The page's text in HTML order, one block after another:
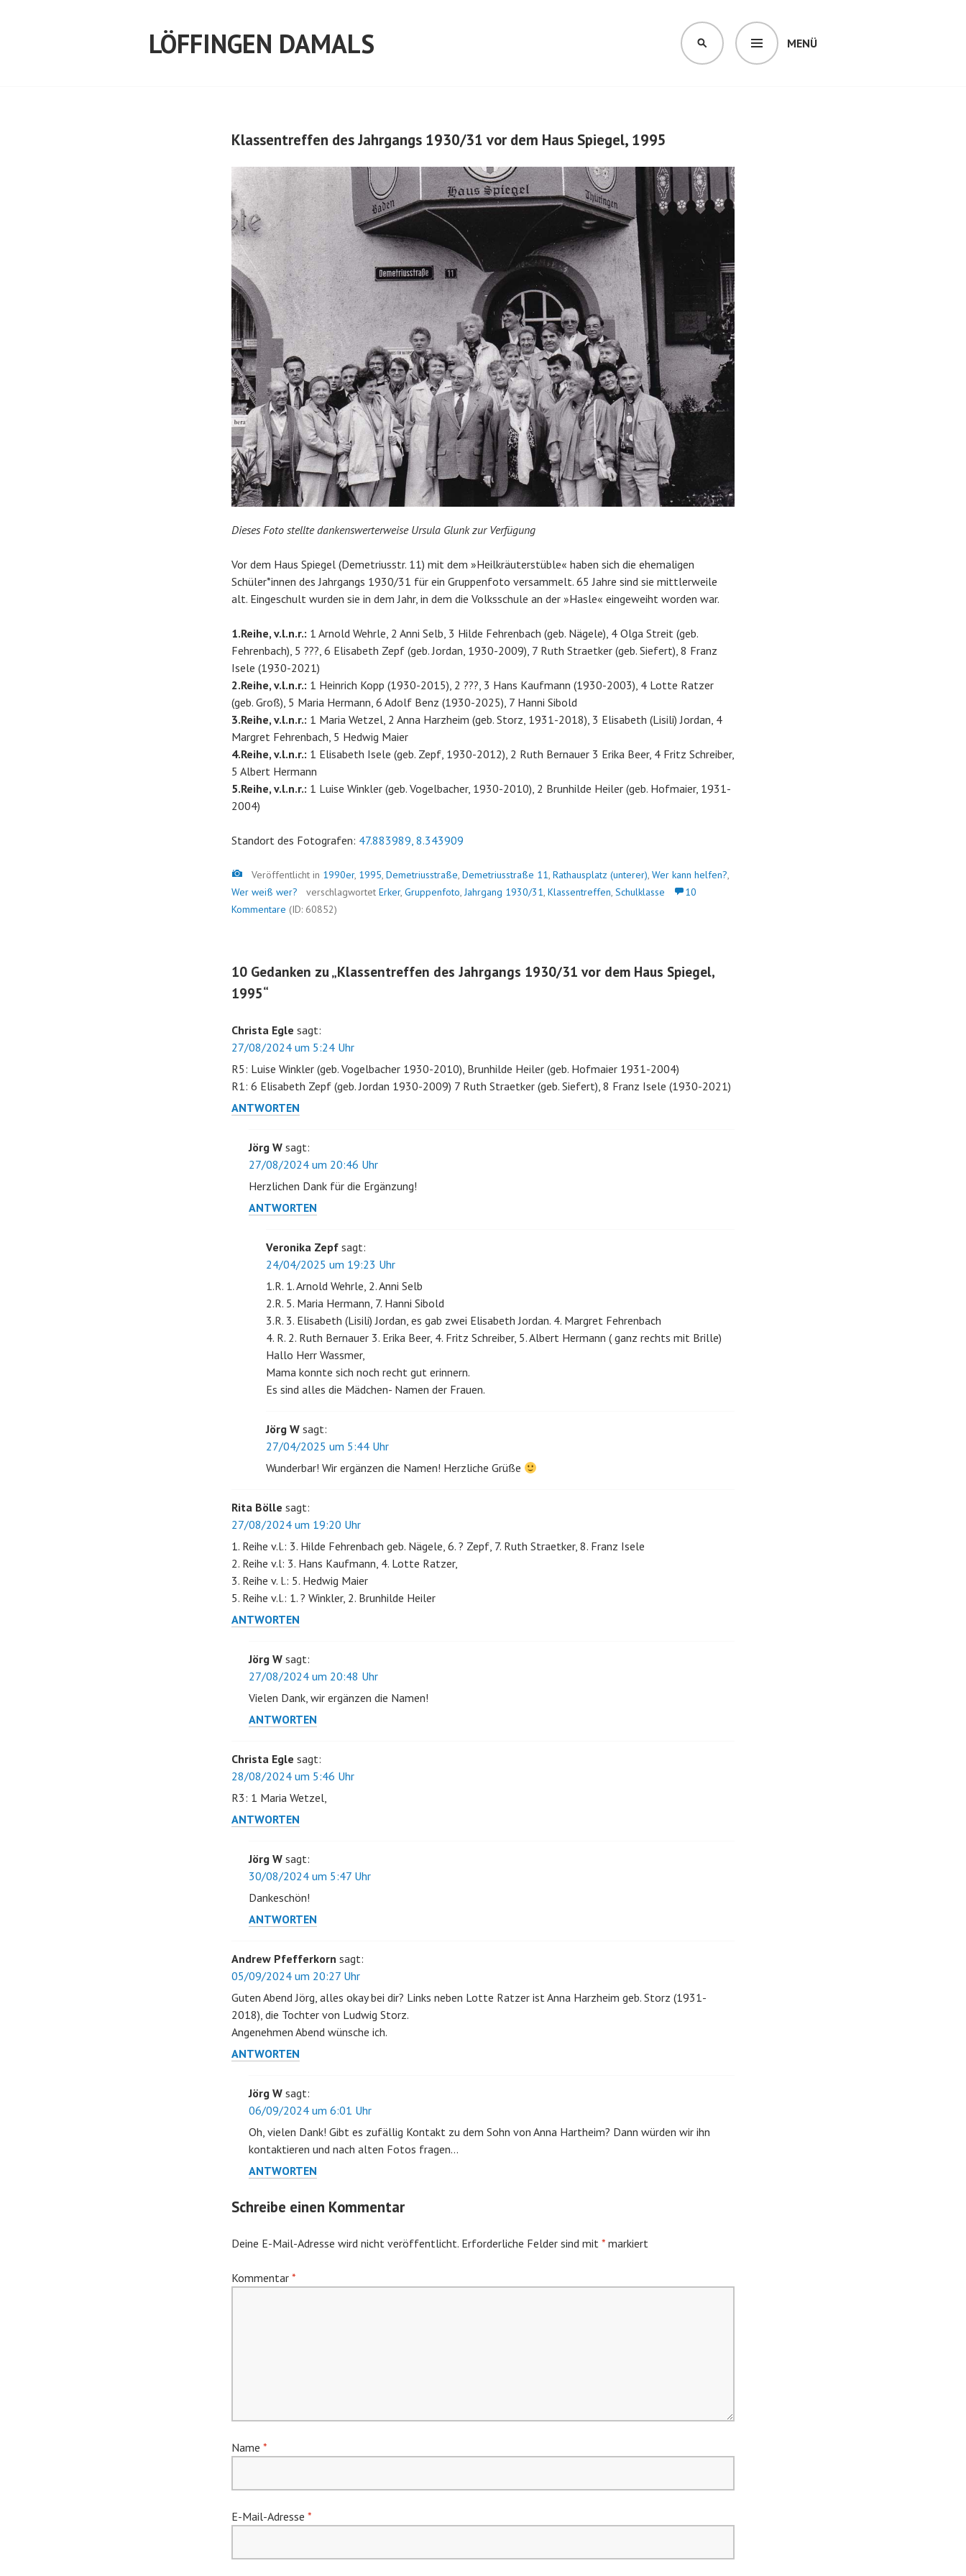
LÖFFINGEN DAMALS MENÜ
SUCHEN
Klassentreffen des Jahrgangs 1930/31 vor dem Haus Spiegel, 1995
Dieses Foto stellte dankenswerterweise Ursula Glunk zur Verfügung
Vor dem Haus Spiegel (Demetriusstr. 11) mit dem »Heilkräuterstüble« haben sich die ehemaligen
Schüler*innen des Jahrgangs 1930/31 für ein Gruppenfoto versammelt. 65 Jahre sind sie mittlerweile
alt. Eingeschult wurden sie in dem Jahr, in dem die Volksschule an der »Hasle« eingeweiht worden war.
1.Reihe, v.l.n.r.: 1 Arnold Wehrle, 2 Anni Selb, 3 Hilde Fehrenbach (geb. Nägele), 4 Olga Streit (geb.
Fehrenbach), 5 ???, 6 Elisabeth Zepf (geb. Jordan, 1930-2009), 7 Ruth Straetker (geb. Siefert), 8 Franz
Isele (1930-2021)
2.Reihe, v.l.n.r.: 1 Heinrich Kopp (1930-2015), 2 ???, 3 Hans Kaufmann (1930-2003), 4 Lotte Ratzer
(geb. Groß), 5 Maria Hermann, 6 Adolf Benz (1930-2025), 7 Hanni Sibold
3.Reihe, v.l.n.r.: 1 Maria Wetzel, 2 Anna Harzheim (geb. Storz, 1931-2018), 3 Elisabeth (Lisili) Jordan, 4
Margret Fehrenbach, 5 Hedwig Maier
4.Reihe, v.l.n.r.: 1 Elisabeth Isele (geb. Zepf, 1930-2012), 2 Ruth Bernauer 3 Erika Beer, 4 Fritz Schreiber,
5 Albert Hermann
5.Reihe, v.l.n.r.: 1 Luise Winkler (geb. Vogelbacher, 1930-2010), 2 Brunhilde Heiler (geb. Hofmaier, 1931-
2004)
Standort des Fotografen: 47.883989, 8.343909
Bild
Veröffentlicht in 1990er, 1995, Demetriusstraße, Demetriusstraße 11, Rathausplatz (unterer), Wer kann helfen?,
Wer weiß wer?
verschlagwortet Erker, Gruppenfoto,Jahrgang 1930/31, Klassentreffen, Schulklasse
10
Kommentare (ID: 60852)
10 Gedanken zu „Klassentreffen des Jahrgangs 1930/31 vor dem Haus Spiegel,
1995“
Christa Egle sagt:
27/08/2024 um 5:24 Uhr
R5: Luise Winkler (geb. Vogelbacher 1930-2010), Brunhilde Heiler (geb. Hofmaier 1931-2004)
R1: 6 Elisabeth Zepf (geb. Jordan 1930-2009) 7 Ruth Straetker (geb. Siefert), 8 Franz Isele (1930-2021)
ANTWORTEN
Jörg W sagt:
27/08/2024 um 20:46 Uhr
Herzlichen Dank für die Ergänzung!
ANTWORTEN
Veronika Zepf sagt:
24/04/2025 um 19:23 Uhr
1.R. 1. Arnold Wehrle, 2. Anni Selb
2.R. 5. Maria Hermann, 7. Hanni Sibold
3.R. 3. Elisabeth (Lisili) Jordan, es gab zwei Elisabeth Jordan. 4. Margret Fehrenbach
4. R. 2. Ruth Bernauer 3. Erika Beer, 4. Fritz Schreiber, 5. Albert Hermann ( ganz rechts mit Brille)
Hallo Herr Wassmer,
Mama konnte sich noch recht gut erinnern.
Es sind alles die Mädchen- Namen der Frauen.
Jörg W sagt:
27/04/2025 um 5:44 Uhr
Wunderbar! Wir ergänzen die Namen! Herzliche Grüße
Rita Bölle sagt:
27/08/2024 um 19:20 Uhr
1. Reihe v.l.: 3. Hilde Fehrenbach geb. Nägele, 6. ? Zepf, 7. Ruth Straetker, 8. Franz Isele
2. Reihe v.l: 3. Hans Kaufmann, 4. Lotte Ratzer,
3. Reihe v. l.: 5. Hedwig Maier
5. Reihe v.l.: 1. ? Winkler, 2. Brunhilde Heiler
ANTWORTEN
Jörg W sagt:
27/08/2024 um 20:48 Uhr
Vielen Dank, wir ergänzen die Namen!
ANTWORTEN
Christa Egle sagt:
28/08/2024 um 5:46 Uhr
R3: 1 Maria Wetzel,
ANTWORTEN
Jörg W sagt:
30/08/2024 um 5:47 Uhr
Dankeschön!
ANTWORTEN
Andrew Pfefferkorn sagt:
05/09/2024 um 20:27 Uhr
Guten Abend Jörg, alles okay bei dir? Links neben Lotte Ratzer ist Anna Harzheim geb. Storz (1931-
2018), die Tochter von Ludwig Storz.
Angenehmen Abend wünsche ich.
ANTWORTEN
Jörg W sagt:
06/09/2024 um 6:01 Uhr
Oh, vielen Dank! Gibt es zufällig Kontakt zu dem Sohn von Anna Hartheim? Dann würden wir ihn
kontaktieren und nach alten Fotos fragen…
ANTWORTEN
Schreibe einen Kommentar
Deine E-Mail-Adresse wird nicht veröffentlicht. Erforderliche Felder sind mit * markiert
Kommentar *
Name *
E-Mail-Adresse *